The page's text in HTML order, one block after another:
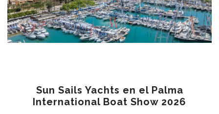
Sun Sails Yachts en el Palma
International Boat Show 2026